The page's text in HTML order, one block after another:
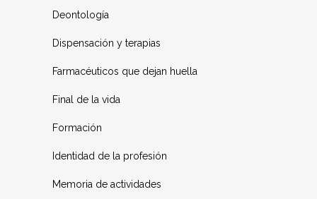
Deontología
Dispensación y terapias
Farmacéuticos que dejan huella
Final de la vida
Formación
Identidad de la profesión
Memoria de actividades